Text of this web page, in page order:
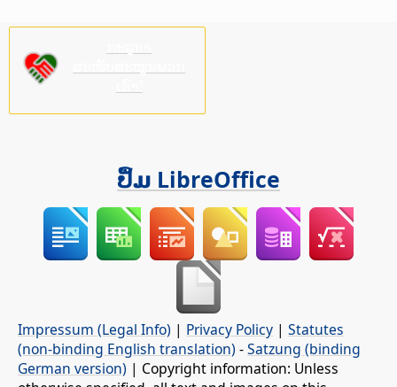
ປຶ້ມ LibreOffice
Impressum (Legal Info) | Privacy Policy | Statutes
(non-binding English translation) -Satzung (binding
German version) | Copyright information: Unless